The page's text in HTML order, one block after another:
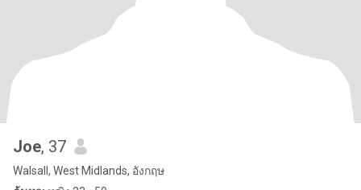
Joe, 37
Walsall, West Midlands, อังกฤษ